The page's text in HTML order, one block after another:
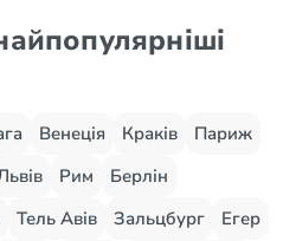
Венеція Краків
Париж
Рим
Берлін
Тель Авів Зальцбург
Егер